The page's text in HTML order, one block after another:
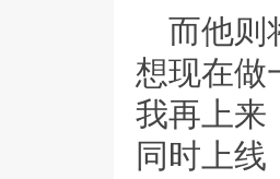
而他则
想现在做
我再上来
同时上